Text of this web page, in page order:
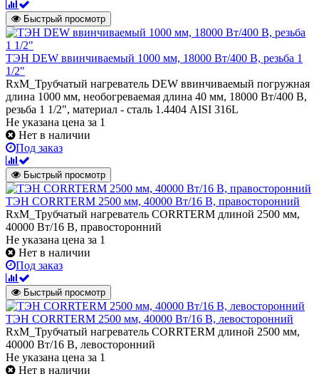
Быстрый просмотр
ТЭН DEW ввинчиваемый 1000 мм, 18000 Вт/400 В, резьба 1
1/2"
RxM_Трубчатый нагреватель DEW ввинчиваемый погружная
длина 1000 мм, необогреваемая длина 40 мм, 18000 Вт/400 В,
резьба 1 1/2", материал - сталь 1.4404 AISI 316L
Не указана цена за 1
Нет в наличии
Под заказ
Быстрый просмотр
ТЭН CORRTERM 2500 мм, 40000 Вт/16 В, правосторонний
RxM_Трубчатый нагреватель CORRTERM длиной 2500 мм,
40000 Вт/16 В, правосторонний
Не указана цена за 1
Нет в наличии
Под заказ
Быстрый просмотр
ТЭН CORRTERM 2500 мм, 40000 Вт/16 В, левосторонний
RxM_Трубчатый нагреватель CORRTERM длиной 2500 мм,
40000 Вт/16 В, левосторонний
Не указана цена за 1
Нет в наличии